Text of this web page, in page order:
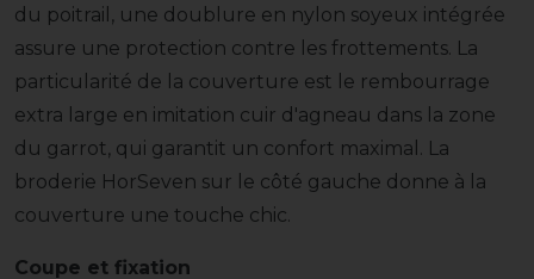
du poitrail, une doublure en nylon soyeux intégrée
assure une protection contre les frottements. La
particularité de la couverture est le rembourrage
extra large en imitation cuir d'agneau dans la zone
du garrot, qui garantit un confort maximal. La
broderie HorSeven sur le côté gauche donne à la
couverture une touche chic.
Coupe et fixation